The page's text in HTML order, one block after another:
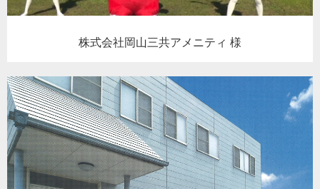
株式会社岡山三共アメニティ 様